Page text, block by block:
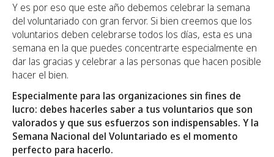
Y es por eso que este año debemos celebrar la semana
del voluntariado con gran fervor. Si bien creemos que los
voluntarios deben celebrarse todos los días, esta es una
semana en la que puedes concentrarte especialmente en
dar las gracias y celebrar a las personas que hacen posible
hacer el bien.
Especialmente para las organizaciones sin fines de
lucro: debes hacerles saber a tus voluntarios que son
valorados y que sus esfuerzos son indispensables. Y la
Semana Nacional del Voluntariado es el momento
perfecto para hacerlo.